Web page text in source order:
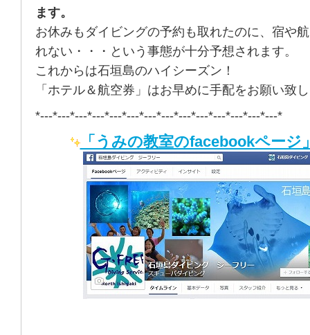
ます。
お休みもダイビングの予約も取れたのに、宿や
れない・・・という事態が十分予想されます。
これからは石垣島のハイシーズン！
「ホテル＆航空券」はお早めに手配をお願い致
*---*---*---*---*---*---*---*---*---*---*---*---*---*---*
「うみの教室のfacebookページ